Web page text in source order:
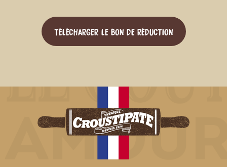
TÉLÉCHARGER LE BON DE RÉDUCTION